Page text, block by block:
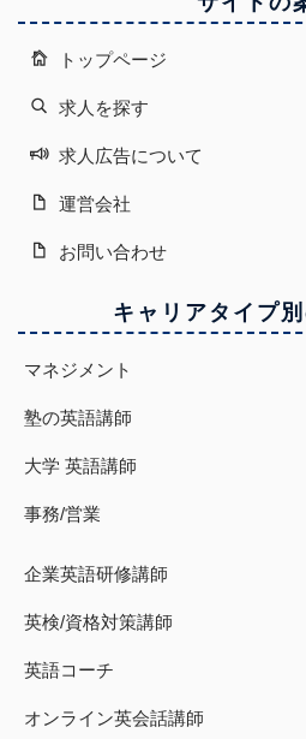
トップページ
求人を探す
求人広告について
運営会社
お問い合わせ
キャリアタイプ
マネジメント
塾の英語講師
大学 英語講師
事務/営業
企業英語研修講師
英検/資格対策講師
英語コーチ
オンライン英会話講師